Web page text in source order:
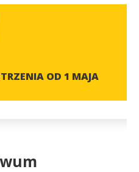
OD 1 MAJA